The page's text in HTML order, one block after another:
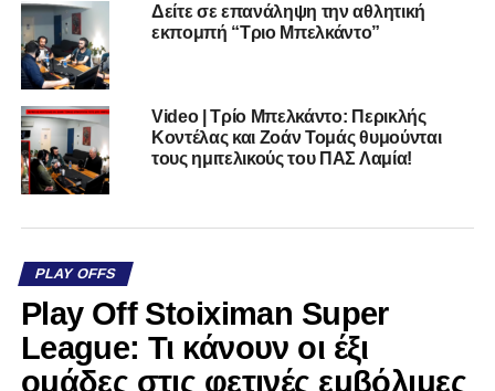
Δείτε σε επανάληψη την αθλητική
εκπομπή “Τριο Μπελκάντο”
Video | Τρίο Μπελκάντο: Περικλής
Κοντέλας και Ζοάν Τομάς θυμούνται
τους ημιτελικούς του ΠΑΣ Λαμία!
PLAY OFFS
Play Off Stoiximan Super
League: Τι κάνουν οι έξι
ομάδες στις φετινές εμβόλιμες